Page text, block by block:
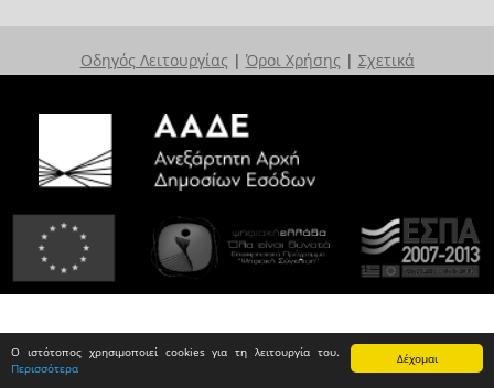
Δέχομαι
Ο ιστότοπος χρησιμοποιεί cookies για τη λειτουργία του.
Περισσότερα
Οδηγός Λειτουργίας | Όροι Χρήσης | Σχετικά